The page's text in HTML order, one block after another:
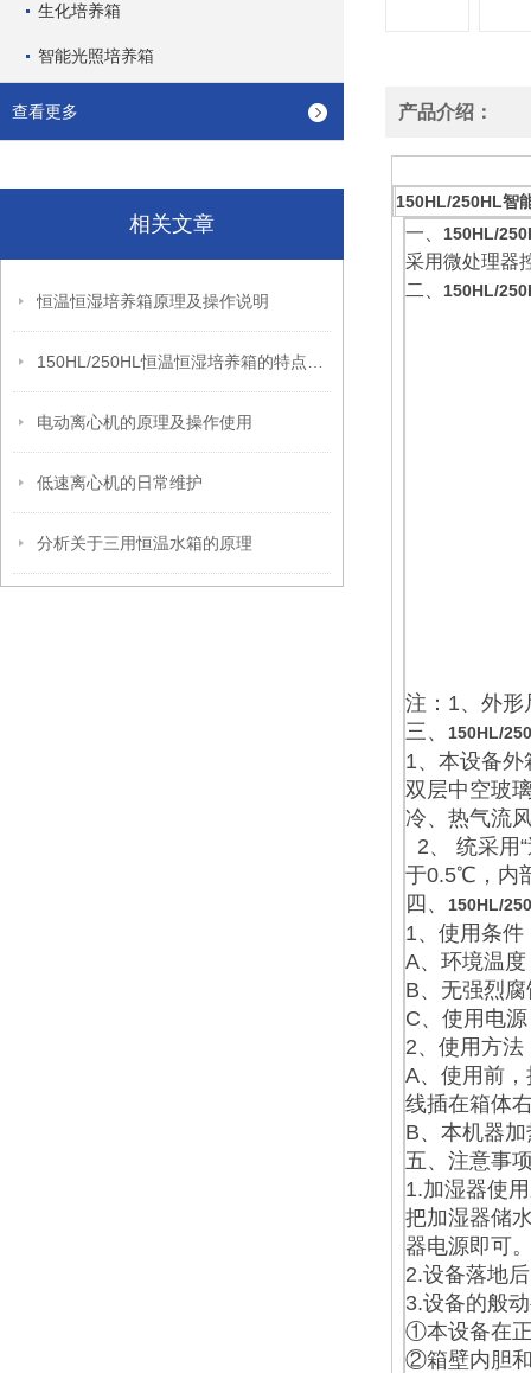
生化培养箱
智能光照培养箱
查看更多
相关文章
恒温恒湿培养箱原理及操作说明
电动离心机的原理及操作使用
低速离心机的日常维护
分析关于三用恒温水箱的原理
产品介绍：
150HL/250HL智
一、 150HL/
采用微处理器
二、
150HL/
注：1、外形
三、
150HL/
1、本设备
双层中空玻
冷、热气流
2、 统采用
于0.5℃，内
四、
150HL/
1、使用条件
A、环境温
B、无强烈
C、使用电
2、使用方法
A、使用前
线插在箱体
B、本机器
五、注意事
1.加湿器使
把加湿器储
器电源即可
2.设备落地
3.设备的般
①本设备在
②箱壁内胆